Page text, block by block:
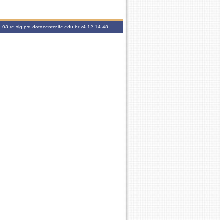
03.re.sig.prd.datacenter.ifc.edu.brv4.12.14.48